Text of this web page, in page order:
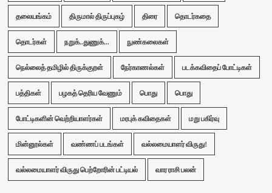
தலையங்கம் திருமால் திருப்புகழ் திரை தொடர்கதை
தொடர்கள் நறுக்..துணுக்... நுண்கலைகள்
நெல்லைத் தமிழில் திருக்குறள் நேர்காணல்கள் படக்கவிதைப் போட்டிகள்
பத்திகள் பழகத் தெரிய வேணும் பொது பொது
போட்டிகளின் வெற்றியாளர்கள் மரபுக் கவிதைகள் மறு பகிர்வு
மின்னூல்கள் வண்ணப் படங்கள் வல்லமையாளர் விருது!
வல்லமையாளர் விருது பெற்றோரின் பட்டியல் வார ராசி பலன்